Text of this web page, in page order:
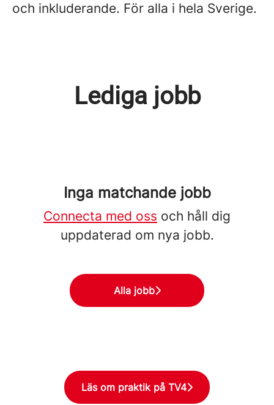
och inkluderande. För alla i hela Sverige.
Lediga jobb
Inga matchande jobb
Connecta med oss och håll dig
uppdaterad om nya jobb.
Alla jobb
Läs om praktik på TV4